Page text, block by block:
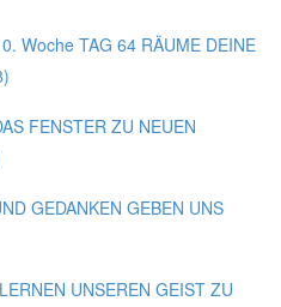
Woche TAG 64 RÄUME DEINE
FENSTER ZU NEUEN
GEDANKEN GEBEN UNS
UNSEREN GEIST ZU